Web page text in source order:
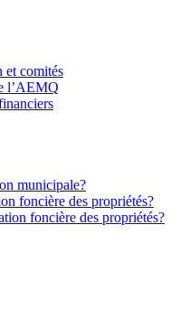
et comités
l’AEMQ
municipale?
foncière des propriétés?
foncière des propriétés?